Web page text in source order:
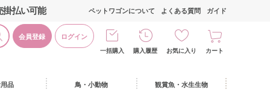
掛払い可能
会員登録 ログイン
ペットワゴンについて よくある質問 ガイド
一括購入 購入履歴 お気に入り カート
品 鳥・小動物 観賞魚・水生生物